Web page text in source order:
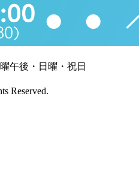
午後・日曜・祝日
Reserved.